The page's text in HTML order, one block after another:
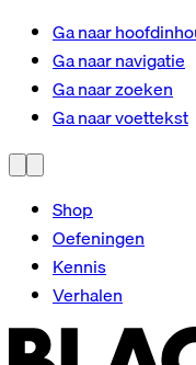
Ga naar
Ga naar navigatie
Ga naar zoeken
Ga naar voettekst
Shop
Oefeningen
Kennis
Verhalen